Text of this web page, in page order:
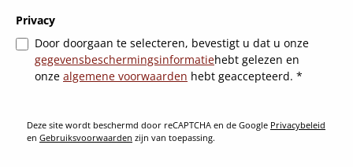
Privacy
Door doorgaan te selecteren, bevestigt u dat u onze
gegevensbeschermingsinformatiehebt gelezen en
onze algemene voorwaarden hebt geaccepteerd. *
Deze site wordt beschermd door reCAPTCHA en de Google Privacybeleid
en Gebruiksvoorwaarden zijn van toepassing.